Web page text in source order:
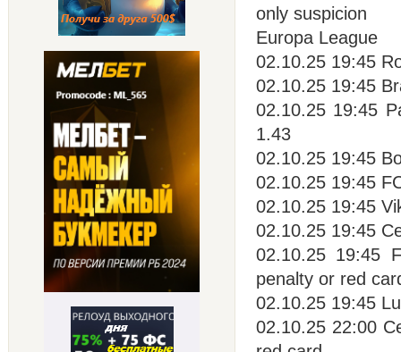
only suspicion
Europa League
02.10.25 19:45
02.10.25 19:45
02.10.25 19:45
1.43
02.10.25 19:45
02.10.25 19:45
02.10.25 19:45
02.10.25 19:45
02.10.25 19:45
penalty or red
02.10.25 19:45
02.10.25 22:00